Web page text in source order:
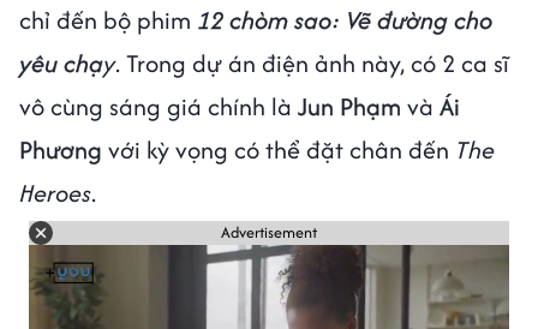
chỉ đến bộ phim 12 chòm sao: Vẽ đường cho
yêu chạy. Trong dự án điện ảnh này, có 2 ca sĩ
vô cùng sáng giá chính là Jun Phạm và Ái
Phương với kỳ vọng có thể đặt chân đến The
Heroes.
Advertisement